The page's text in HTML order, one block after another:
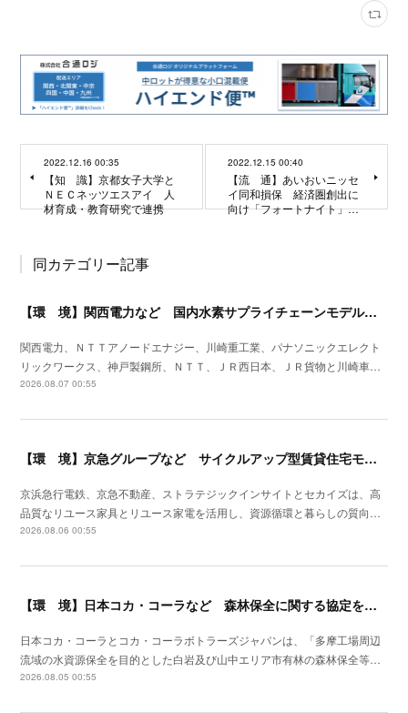
2022.12.16 00:35
【知 識】京都女子大学と
ＮＥＣネッツエスアイ 人
材育成・教育研究で連携
2022.12.15 00:40
【流 通】あいおいニッセ
イ同和損保 経済圏創出に
向け「フォートナイト」…
同カテゴリー記事
【環 境】関西電力など 国内水素サプライチェーンモデル構築に向け検討を開始
関西電力、ＮＴＴアノードエナジー、川崎重工業、パナソニックエレクト
リックワークス、神戸製鋼所、ＮＴＴ、ＪＲ西日本、ＪＲ貨物と川崎車…
2026.08.07 00:55
【環 境】京急グループなど サイクルアップ型賃貸住宅モデルの実証を開始
京浜急行電鉄、京急不動産、ストラテジックインサイトとセカイズは、高
品質なリユース家具とリユース家電を活用し、資源循環と暮らしの質向…
2026.08.06 00:55
【環 境】日本コカ・コーラなど 森林保全に関する協定を埼玉県飯能市と締結
日本コカ・コーラとコカ・コーラボトラーズジャパンは、「多摩工場周辺
流域の水資源保全を目的とした白岩及び山中エリア市有林の森林保全等…
2026.08.05 00:55